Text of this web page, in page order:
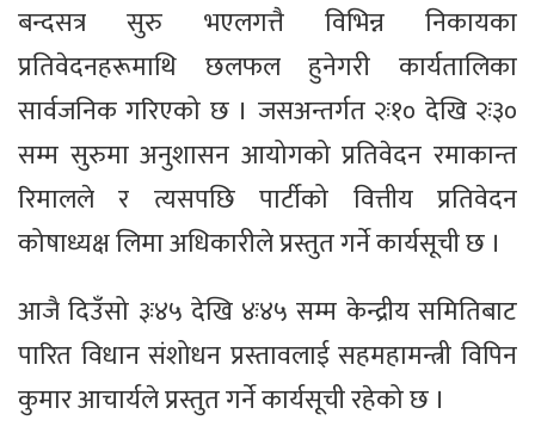
बन्दसत्र सुरु भएलगत्तै विभिन्न निकायका
प्रतिवेदनहरूमाथि छलफल हुनेगरी कार्यतालिका
सार्वजनिक गरिएको छ । जसअन्तर्गत २ः१० देखि २ः३०
सम्म सुरुमा अनुशासन आयोगको प्रतिवेदन रमाकान्त
रिमालले र त्यसपछि पार्टीको वित्तीय प्रतिवेदन
कोषाध्यक्ष लिमा अधिकारीले प्रस्तुत गर्ने कार्यसूची छ ।
आजै दिउँसो ३ः४५ देखि ४ः४५ सम्म केन्द्रीय समितिबाट
पारित विधान संशोधन प्रस्तावलाई सहमहामन्त्री विपिन
कुमार आचार्यले प्रस्तुत गर्ने कार्यसूची रहेको छ ।